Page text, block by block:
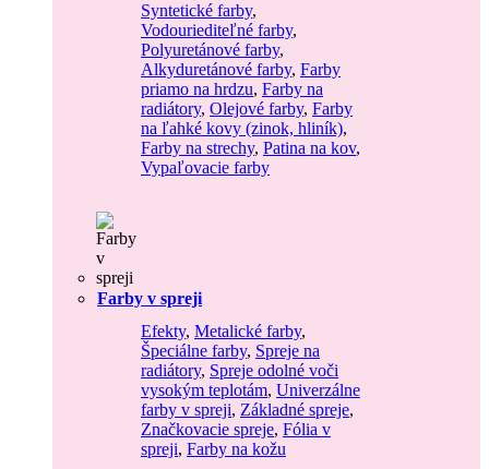
Syntetické farby,
Vodouriediteľné farby,
Polyuretánové farby,
Alkyduretánové farby, Farby
priamo na hrdzu, Farby na
radiátory, Olejové farby, Farby
na ľahké kovy (zinok, hliník),
Farby na strechy, Patina na kov,
Vypaľovacie farby
Farby v spreji
Efekty, Metalické farby,
Špeciálne farby, Spreje na
radiátory, Spreje odolné voči
vysokým teplotám, Univerzálne
farby v spreji, Základné spreje,
Značkovacie spreje, Fólia v
spreji, Farby na kožu